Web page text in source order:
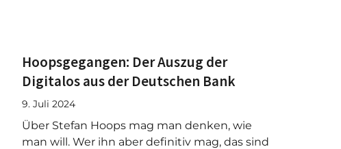
Hoopsgegangen: Der Auszug der
Digitalos aus der Deutschen Bank
9. Juli 2024
Über Stefan Hoops mag man denken, wie
man will. Wer ihn aber definitiv mag, das sind